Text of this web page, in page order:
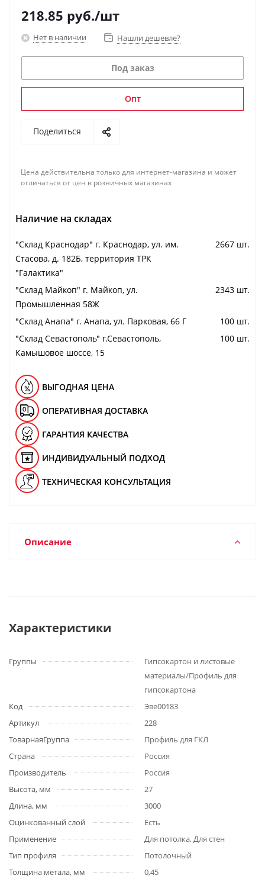
218.85 руб./шт
Нет в наличии Нашли дешевле?
Под заказ
Опт
Поделиться
Цена действительна только для интернет-магазина и может
отличаться от цен в розничных магазинах
Наличие на складах
"Cклад Краснодар" г. Краснодар, ул. им.
Стасова, д. 182Б, территория ТРК
"Галактика"
2667 шт.
"Cклад Майкоп" г. Майкоп, ул.
Промышленная 58Ж
2343 шт.
"Cклад Анапа" г. Анапа, ул. Парковая, 66 Г
100 шт.
"Cклад Севастополь" г.Севастополь,
Камышовое шоссе, 15
100 шт.
ВЫГОДНАЯ ЦЕНА
ОПЕРАТИВНАЯ ДОСТАВКА
ГАРАНТИЯ КАЧЕСТВА
ИНДИВИДУАЛЬНЫЙ ПОДХОД
ТЕХНИЧЕСКАЯ КОНСУЛЬТАЦИЯ
Описание
Характеристики
Группы
Гипсокартон и листовые
материалы/Профиль для
гипсокартона
Код
Эве00183
Артикул
228
ТоварнаяГруппа
Профиль для ГКЛ
Страна
Россия
Производитель
Россия
Высота, мм
27
Длина, мм
3000
Оцинкованный слой
Есть
Применение
Для потолка, Для стен
Тип профиля
Потолочный
Толщина метала, мм
0,45